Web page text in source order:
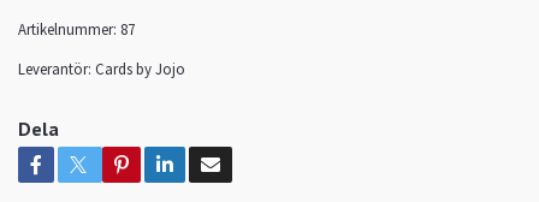
Artikelnummer: 87
Leverantör: Cards by Jojo
Dela